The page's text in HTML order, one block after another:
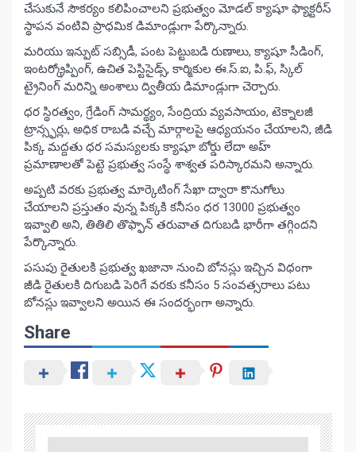
చేసుకునే సౌకర్యం కలిపించాలని ప్రభుత్వం మోడల్ క్యాషూ ఫ్యాక్టరీస్
స్థాపన వంటివి ప్రాధమిక డిమాండ్లుగా పేర్కొన్నారు.
మరియు ఇన్పుట్ సబ్సిడీ, పంట పెట్టుబడి రుణాలు, క్యాషూ సీడింగ్,
ఇంటర్క్రోప్పింగ్, ఉచిత పెస్టిసైడ్స్, కార్మికుల ఈ.స్.ఐ, పి.ఫ్, స్కిల్
ట్రైనింగ్ మరిన్ని అంశాలు ద్వితీయ డిమాండ్లుగా చెర్చారు.
ధర స్థిరత్వం, గ్రేడింగ్ సామర్థ్యం, సేంద్రియ వ్యవసాయం, టెక్నాలజీ
ట్రాన్స్ఫర్లు, అధిక రాబడి వచ్చే మార్గాలపై ఆధ్యయనం చేయాలని, జీడి
పిక్క మద్దతు ధర సమస్యలకు క్యాషూ బోర్డు లేదా అహ్
ప్రమాణాలతో పెట్టె ప్రభుత్వ సంస్థే శాశ్వత పరిస్కారమని అన్నారు.
అప్పటి వరకు ప్రభుత్వ మార్కెటింగ్ సేఖా ద్వారా కొనుగోలు
చేయాలని ప్రస్తుతం వున్న పిక్కకి కనీసం ధర 13000 ప్రభుత్వం
ఇవ్వాలి అని, తితిలి తొఫ్ఫాన్ తరువాత దిగుబడి భారీగా తగ్గిందని
పేర్కొన్నారు.
పసుపు రైతులకి ప్రభుత్వ ఖజానా నుంచి బోనస్లు ఇచ్చిన విధంగా
జీడి రైతులకి దిగుబడి పెరిగే వరకు కనీసం 5 సంవత్సరాలు పటు
బోనస్లు ఇవ్వాలని అయిన ఈ సందర్భంగా అన్నారు.
Share